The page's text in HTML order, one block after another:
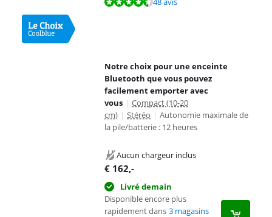
Notre choix pour une enceinte
Bluetooth que vous pouvez
facilement emporter avec
vous | Compact (10-20
cm) | Stéréo | Autonomie maximale de
la pile/batterie : 12 heures
Aucun chargeur inclus
€ 162,-
Livré demain
Disponible encore plus
rapidement dans 3 magasins